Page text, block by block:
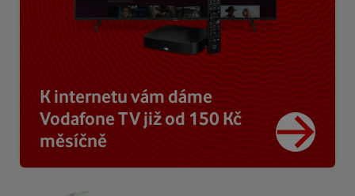
K internetu vám dáme
Vodafone TV již od 150 Kč
měsíčně